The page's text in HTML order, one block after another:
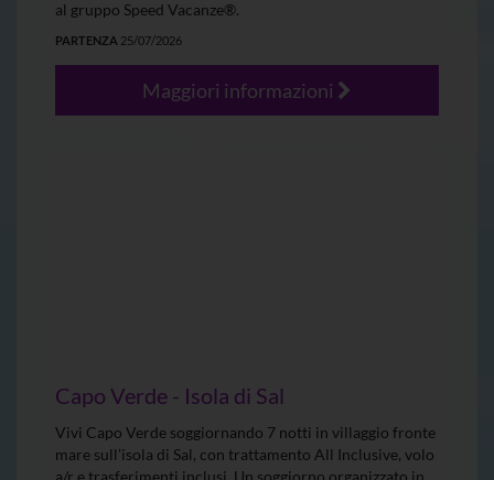
al gruppo Speed Vacanze®.
PARTENZA 25/07/2026
Maggiori informazioni
Capo Verde - Isola di Sal
Vivi Capo Verde soggiornando 7 notti in villaggio fronte
mare sull’isola di Sal, con trattamento All Inclusive, volo